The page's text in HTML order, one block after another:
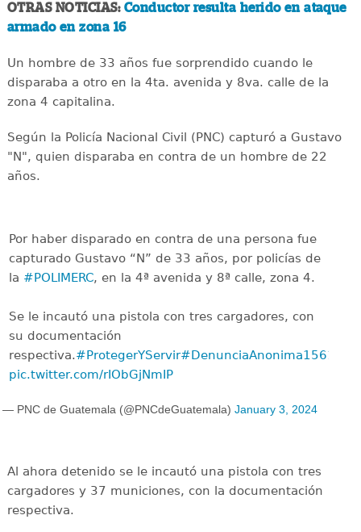
OTRAS NOTICIAS: Conductor resulta herido en ataque
armado en zona 16
Un hombre de 33 años fue sorprendido cuando le
disparaba a otro en la 4ta. avenida y 8va. calle de la
zona 4 capitalina.
Según la Policía Nacional Civil (PNC) capturó a Gustavo
"N", quien disparaba en contra de un hombre de 22
años.
Por haber disparado en contra de una persona fue
capturado Gustavo “N” de 33 años, por policías de
la #POLIMERC, en la 4ª avenida y 8ª calle, zona 4.
Se le incautó una pistola con tres cargadores, con
su documentación
respectiva.#ProtegerYServir#DenunciaAnonima1561
pic.twitter.com/rIObGjNmIP
— PNC de Guatemala (@PNCdeGuatemala) January 3, 2024
Al ahora detenido se le incautó una pistola con tres
cargadores y 37 municiones, con la documentación
respectiva.